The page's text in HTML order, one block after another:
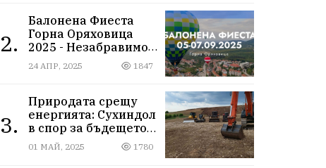
2.
Балонена Фиеста
Горна Оряховица
2025 - Незабравимо
изживяване сред
небесните простори
24 АПР, 2025 1847
3.
Природата срещу
енергията: Сухиндол
в спор за бъдещето
на 9000 декара гори
01 МАЙ, 2025 1780